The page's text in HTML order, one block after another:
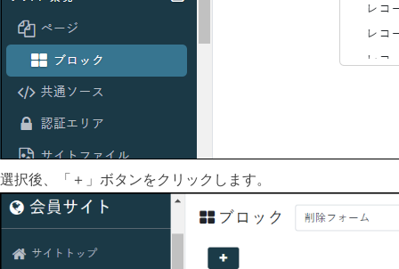
選択後、「＋」ボタンをクリックします。